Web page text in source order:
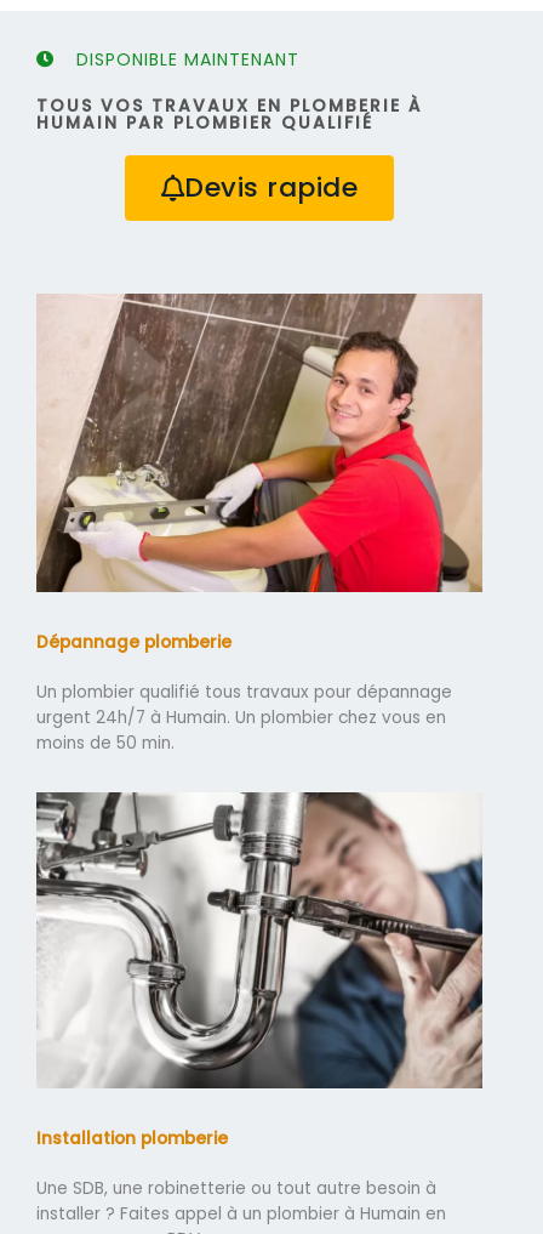
DISPONIBLE MAINTENANT
TOUS VOS TRAVAUX EN PLOMBERIE À
HUMAIN PAR PLOMBIER QUALIFIÉ
Devis rapide
Dépannage plomberie
Un plombier qualifié tous travaux pour dépannage
urgent 24h/7 à Humain. Un plombier chez vous en
moins de 50 min.
Installation plomberie
Une SDB, une robinetterie ou tout autre besoin à
installer ? Faites appel à un plombier à Humain en